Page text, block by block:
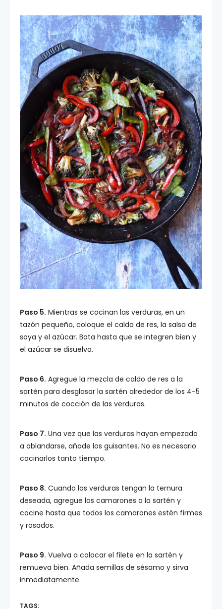
Paso 5. Mientras se cocinan las verduras, en un
tazón pequeño, coloque el caldo de res, la salsa de
soya y el azúcar. Bata hasta que se integren bien y
el azúcar se disuelva.
Paso 6. Agregue la mezcla de caldo de res a la
sartén para desglasar la sartén alrededor de los 4-5
minutos de cocción de las verduras.
Paso 7. Una vez que las verduras hayan empezado
a ablandarse, añade los guisantes. No es necesario
cocinarlos tanto tiempo.
Paso 8. Cuando las verduras tengan la ternura
deseada, agregue los camarones a la sartén y
cocine hasta que todos los camarones estén firmes
y rosados.
Paso 9. Vuelva a colocar el filete en la sartén y
remueva bien. Añada semillas de sésamo y sirva
inmediatamente.
TAGS: